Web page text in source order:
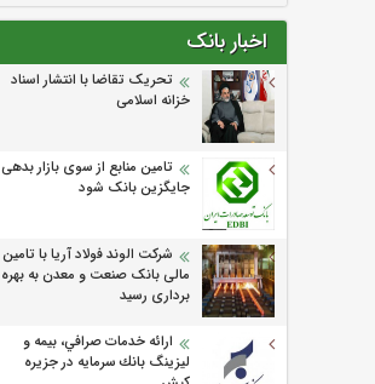
اخبار بانک
تحریک تقاضا با انتشار اسناد
خزانه اسلامی
تامین منابع از سوی بازار بدهی
جایگزین بانک شود
شرکت الوند فولاد آریا با تامین
مالی بانک صنعت و معدن به بهره
برداری رسید
ارائه خدمات صرافي، بيمه و
ليزينگ بانك سرمايه در جزيره